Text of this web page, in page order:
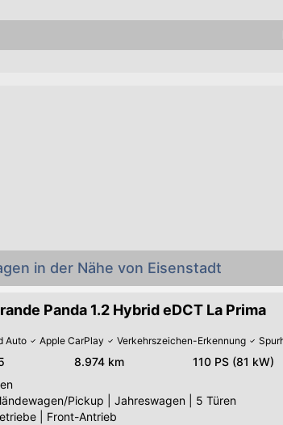
in der Nähe von Eisenstadt
Panda 1.2 Hybrid eDCT La Prima
Auto Apple CarPlay Verkehrszeichen-Erkennung
8.974 km 110 PS (81 kW)
Pickup
Jahreswagen
5 Türen
Front-Antrieb